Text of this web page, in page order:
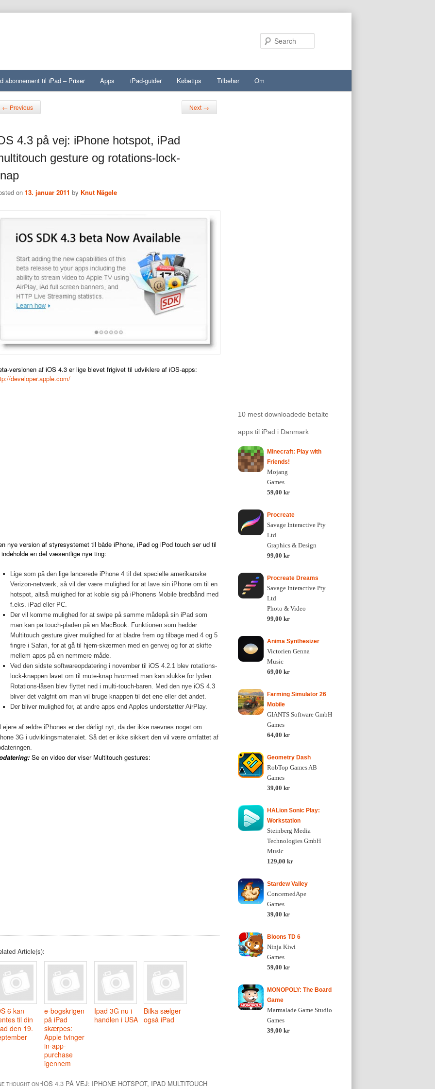
abonnement til iPad – Priser Apps iPad-guider Købetips Tilbehør Om
navigation
← Previous Next →
4.3 på vej: iPhone hotspot, iPad
gesture og rotations-lock-
on 13. januar 2011 by Knut Nägele
versionen af iOS 4.3 er lige blevet frigivet til udviklere af iOS-apps:
developer.apple.com/
nye version af styresystemet til både iPhone, iPad og iPod touch ser ud til
en del væsentlige nye ting:
Lige som på den lige lancerede iPhone 4 til det specielle amerikanske
Verizon-netværk, så vil der være mulighed for at lave sin iPhone om til en
hotspot, altså mulighed for at koble sig på iPhonens Mobile bredbånd med
f.eks. iPad eller PC.
Der vil komme mulighed for at swipe på samme mådepå sin iPad som
man kan på touch-pladen på en MacBook. Funktionen som hedder
Multitouch gesture giver mulighed for at bladre frem og tilbage med 4 og 5
fingre i Safari, for at gå til hjem-skærmen med en genvej og for at skifte
mellem apps på en nemmere måde.
Ved den sidste softwareopdatering i november til iOS 4.2.1 blev rotations-
lock-knappen lavet om til mute-knap hvormed man kan slukke for lyden.
Rotations-låsen blev flyttet ned i multi-touch-baren. Med den nye iOS 4.3
bliver det valgfrit om man vil bruge knappen til det ene eller det andet.
Der bliver mulighed for, at andre apps end Apples understøtter AirPlay.
ejere af ældre iPhones er der dårligt nyt, da der ikke nævnes noget om
3G i udviklingsmaterialet. Så det er ikke sikkert den vil være omfattet af
Se en video der viser Multitouch gestures:
Article(s):
6 kan
til din
den 19.
e-bogskrigen
på iPad
skærpes:
Apple tvinger
in-app-
purchase
igennem
Ipad 3G nu i
handlen i USA
Bilka sælger
også iPad
THOUGHT ON “IOS 4.3 PÅ VEJ: IPHONE HOTSPOT, IPAD MULTITOUCH
10 mest downloadede betalte
apps til iPad i Danmark
Minecraft: Play with
Friends!
Mojang
Games
59,00 kr
Procreate
Savage Interactive Pty
Ltd
Graphics & Design
99,00 kr
Procreate Dreams
Savage Interactive Pty
Ltd
Photo & Video
99,00 kr
Anima Synthesizer
Victorien Genna
Music
69,00 kr
Farming Simulator 26
Mobile
GIANTS Software GmbH
Games
64,00 kr
Geometry Dash
RobTop Games AB
Games
39,00 kr
HALion Sonic Play:
Workstation
Steinberg Media
Technologies GmbH
Music
129,00 kr
Stardew Valley
ConcernedApe
Games
39,00 kr
Bloons TD 6
Ninja Kiwi
Games
59,00 kr
MONOPOLY: The Board
Game
Marmalade Game Studio
Games
39,00 kr